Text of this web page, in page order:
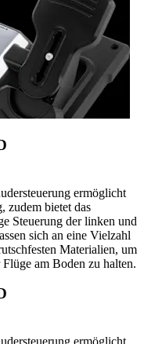
ermöglicht
zudem bietet das
Steuerung der linken und
sich an eine Vielzahl
Materialien, um
am Boden zu halten.